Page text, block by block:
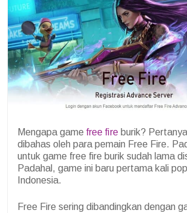
Mengapa game free fire burik?
dibahas oleh para pemain Free Fire.
untuk game free fire burik sudah lama
Padahal, game ini baru pertama kali
Indonesia.
Free Fire sering dibandingkan dengan